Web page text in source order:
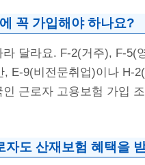
꼭 가입해야 하나요?
달라요. F-2(거주), F-5(
E-9(비전문취업)이나 H-
근로자 고용보험 가입
도 산재보험 혜택을